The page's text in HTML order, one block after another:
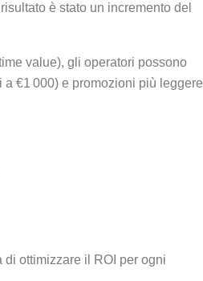
è stato un incremento del
value), gli operatori possono
€1 000) e promozioni più leggere
ottimizzare il ROI per ogni